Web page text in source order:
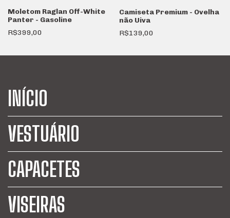
Moletom Raglan Off-White
Panter - Gasoline
R$399,00
Camiseta Premium - Ovelha
não Uiva
R$139,00
INÍCIO
VESTUÁRIO
CAPACETES
VISEIRAS